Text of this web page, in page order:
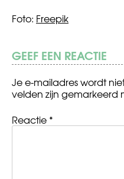
Foto: Freepik
GEEF EEN REACTIE
Je e-mailadres wordt
velden zijn gemarkeerd
Reactie *